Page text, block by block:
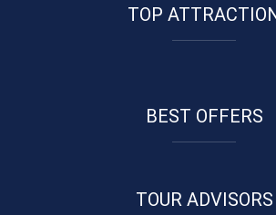
TOP
BEST OFFERS
TOUR ADVISORS